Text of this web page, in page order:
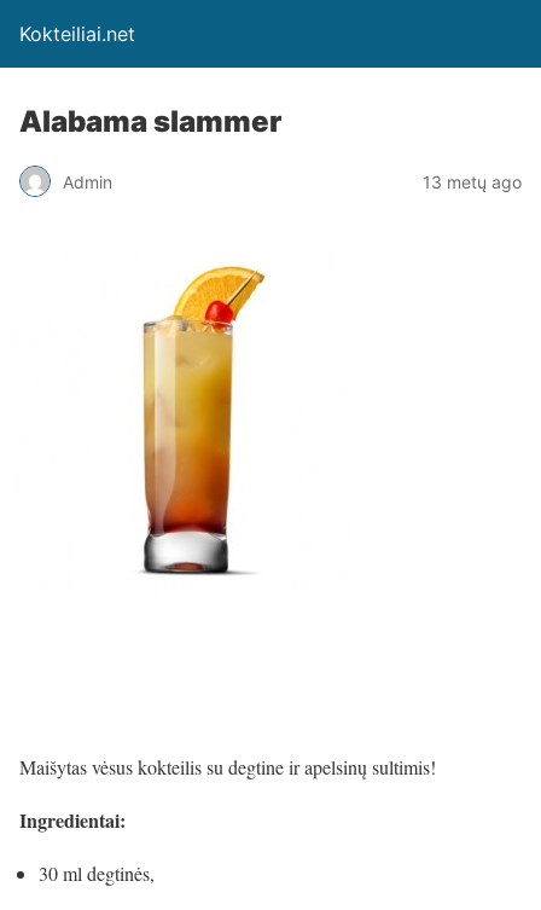
Kokteiliai.net
Alabama slammer
Admin 13 metų ago
Maišytas vėsus kokteilis su degtine ir apelsinų sultimis!
Ingredientai:
30 ml degtinės,